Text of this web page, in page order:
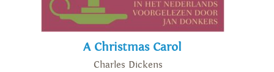
A Christmas Carol
Charles Dickens